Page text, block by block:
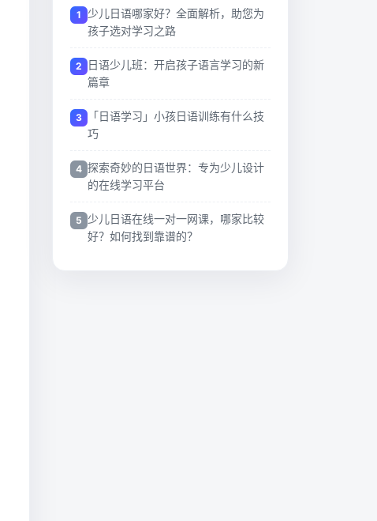
少儿日语哪家好？全面解析，助您为
孩子选对学习之路
日语少儿班：开启孩子语言学习的新
篇章
「日语学习」小孩日语训练有什么技
巧
探索奇妙的日语世界：专为少儿设计
的在线学习平台
少儿日语在线一对一网课，哪家比较
好？如何找到靠谱的？